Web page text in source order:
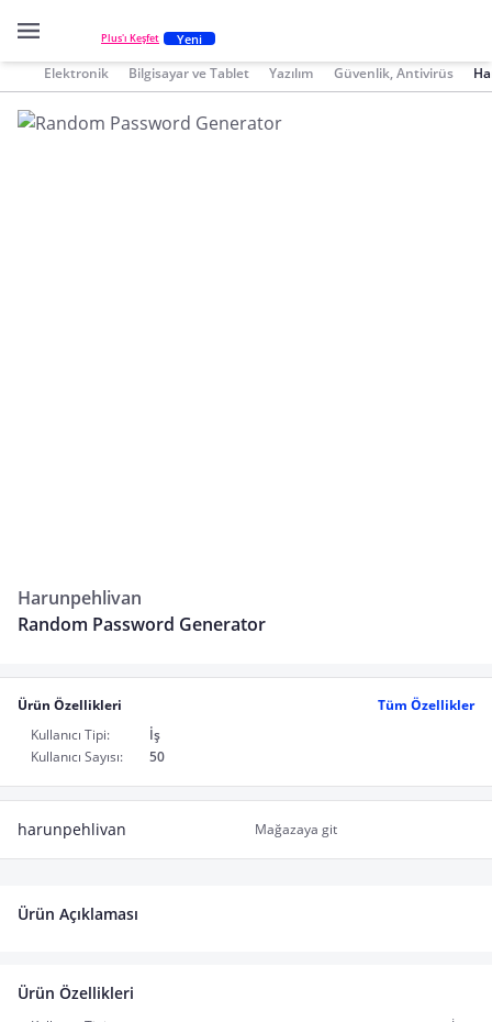
Plus'ı Keşfet Yeni
Elektronik Bilgisayar ve Tablet Yazılım Güvenlik, Antivirüs
Harunpehlivan
Random Password Generator
Ürün Özellikleri
Tüm Özellikler
Kullanıcı Tipi:
İş
Kullanıcı Sayısı:
50
harunpehlivan Mağazaya git
Ürün Açıklaması
Ürün Özellikleri